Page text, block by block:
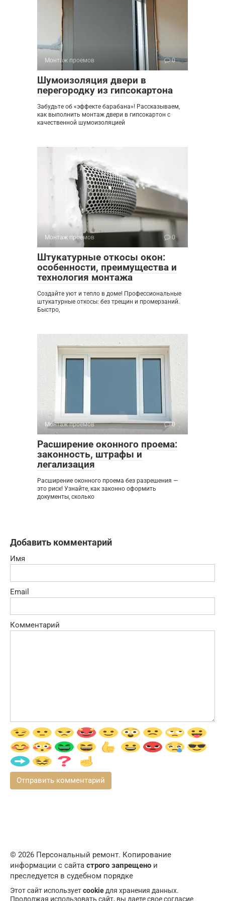
Монтаж проемов 0
Шумоизоляция двери в
перегородку из гипсокартона
Забудьте об «эффекте барабана»! Рассказываем,
как выполнить монтаж двери в гипсокартон с
качественной шумоизоляцией
Монтаж проемов 0
Штукатурные откосы окон:
особенности, преимущества и
технология монтажа
Создайте уют и тепло в доме! Профессиональные
штукатурные откосы: без трещин и промерзаний.
Быстро,
Монтаж проемов 0
Расширение оконного проема:
законность, штрафы и
легализация
Расширение оконного проема без разрешения —
это риск! Узнайте, как законно оформить
документы, сколько
Добавить комментарий
Имя
Email
Комментарий
© 2026 Персональный ремонт. Копирование
информации с сайта строго запрещено и
преследуется в судебном порядке
Этот сайт используетcookieдля хранения данных.
Продолжая использовать сайт, вы даете свое согласие